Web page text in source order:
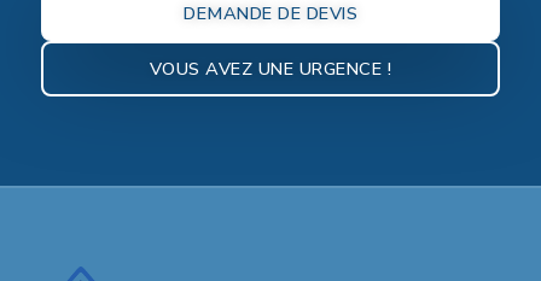
DEMANDE DE DEVIS
VOUS AVEZ UNE URGENCE !